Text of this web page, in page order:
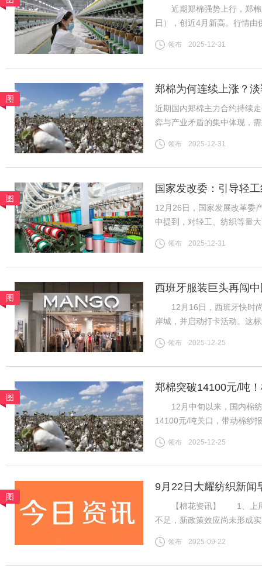
近期郑棉强势上行，郑棉
日），创近4月新高。行情
（一）供给预期收紧成核
领布 2025-12-31
图
郑棉为何连续上涨？
近期国内郑棉主力合约持续
弈与产业矛盾的集中体现，
格上涨提供助力。新疆棉花
领布 2025-12-31
图
国家发改委：引导轻
12月26日，国家发展改革委
中提到，对轻工、纺织等量
吸纳就业等方面发挥着重要
领布 2025-12-31
图
西班牙服装巨头再闯
12月16日，西班牙快时尚
岸城，并启动打卡活动。
20世纪80年代初，西班牙开
领布 2025-12-25
图
郑棉突破14100元/吨
地市场
12月中旬以来，国内棉纺
14100元/吨关口，带动棉纱
挤压，行业竞争格局生变
领布 2025-12-25
图
9月22日大耀纺织新闻
【棉花资讯】 1、上周国
不足，新政策效应尚未形成
盘ICE期棉同样先涨后跌，
领布 2025-09-22